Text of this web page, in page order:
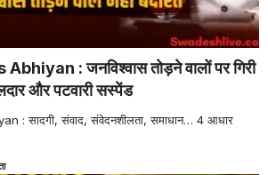
: जनविश्वास तोड़ने वालों पर गिरी
और पटवारी सस्पेंड
: सादगी, संवाद, संवेदनशीलता, समाधान… 4 आधार